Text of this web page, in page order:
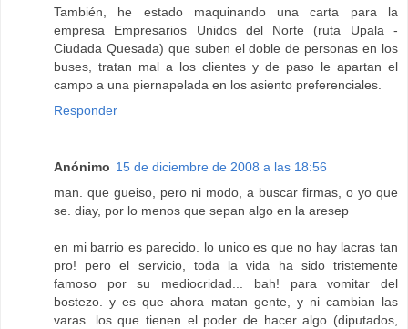
También, he estado maquinando una carta para la
empresa Empresarios Unidos del Norte (ruta Upala -
Ciudada Quesada) que suben el doble de personas en los
buses, tratan mal a los clientes y de paso le apartan el
campo a una piernapelada en los asiento preferenciales.
Responder
Anónimo 15 de diciembre de 2008 a las 18:56
man. que gueiso, pero ni modo, a buscar firmas, o yo que
se. diay, por lo menos que sepan algo en la aresep
en mi barrio es parecido. lo unico es que no hay lacras tan
pro! pero el servicio, toda la vida ha sido tristemente
famoso por su mediocridad... bah! para vomitar del
bostezo. y es que ahora matan gente, y ni cambian las
varas. los que tienen el poder de hacer algo (diputados,